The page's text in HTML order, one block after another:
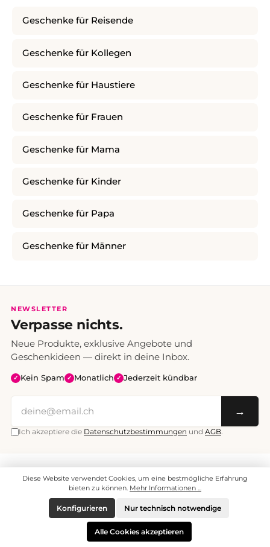
Geschenke für Reisende
Geschenke für Kollegen
Geschenke für Haustiere
Geschenke für Frauen
Geschenke für Mama
Geschenke für Kinder
Geschenke für Papa
Geschenke für Männer
NEWSLETTER
Verpasse nichts.
Neue Produkte, exklusive Angebote und
Geschenkideen — direkt in deine Inbox.
✓ Kein Spam ✓ Monatlich ✓ Jederzeit kündbar
→
Ich akzeptiere die Datenschutzbestimmungen und AGB.
versandkostenfrei.
© 2008 - 2026 enjoymedia.ch - Alle Rechte vorbehalten.
Diese Website verwendet Cookies, um eine bestmögliche Erfahrung
bieten zu können. Mehr Informationen ...
Nur technisch notwendige
Konfigurieren
Alle Cookies akzeptieren